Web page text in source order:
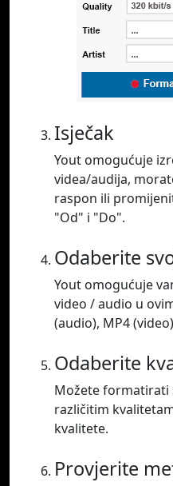
Isječak
Yout omogućuje
videa/audija,
raspon ili
"Od" i "Do".
Odaberite
Yout omogućuje
video / audio u
(audio), MP4
Odaberite
Možete formatirati
različitim
kvalitete.
Provjerite